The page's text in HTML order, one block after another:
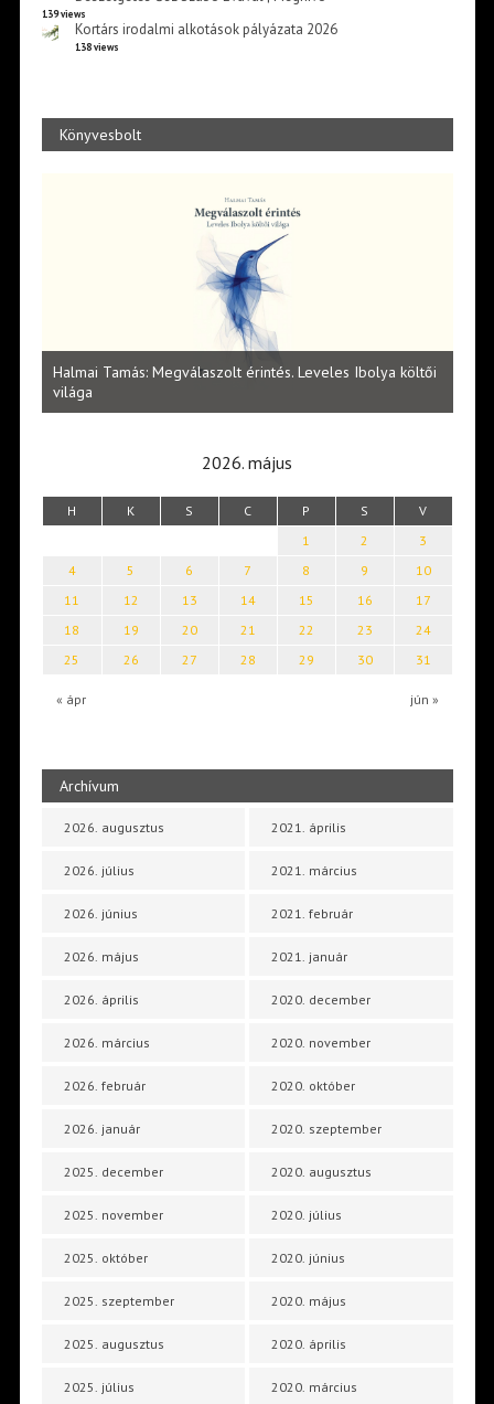
139 views
Kortárs irodalmi alkotások pályázata 2026
138 views
Könyvesbolt
Halmai Tamás: Megválaszolt érintés. Leveles Ibolya költői
világa
2026. május
H K S C P S V
« ápr jún »
1 2
3
4
5 6 7 8 9
10
11
12 13 14 15 16
17
18
19 20 21 22 23
24
25
26 27 28 29 30 31
Archívum
2026. augusztus
2026. július
2026. június
2026. május
2026. április
2026. március
2026. február
2026. január
2025. december
2025. november
2025. október
2025. szeptember
2025. augusztus
2025. július
2021. április
2021. március
2021. február
2021. január
2020. december
2020. november
2020. október
2020. szeptember
2020. augusztus
2020. július
2020. június
2020. május
2020. április
2020. március